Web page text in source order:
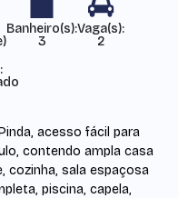
3
2
acesso fácil para
contendo ampla casa
cozinha, sala espaçosa
piscina, capela,